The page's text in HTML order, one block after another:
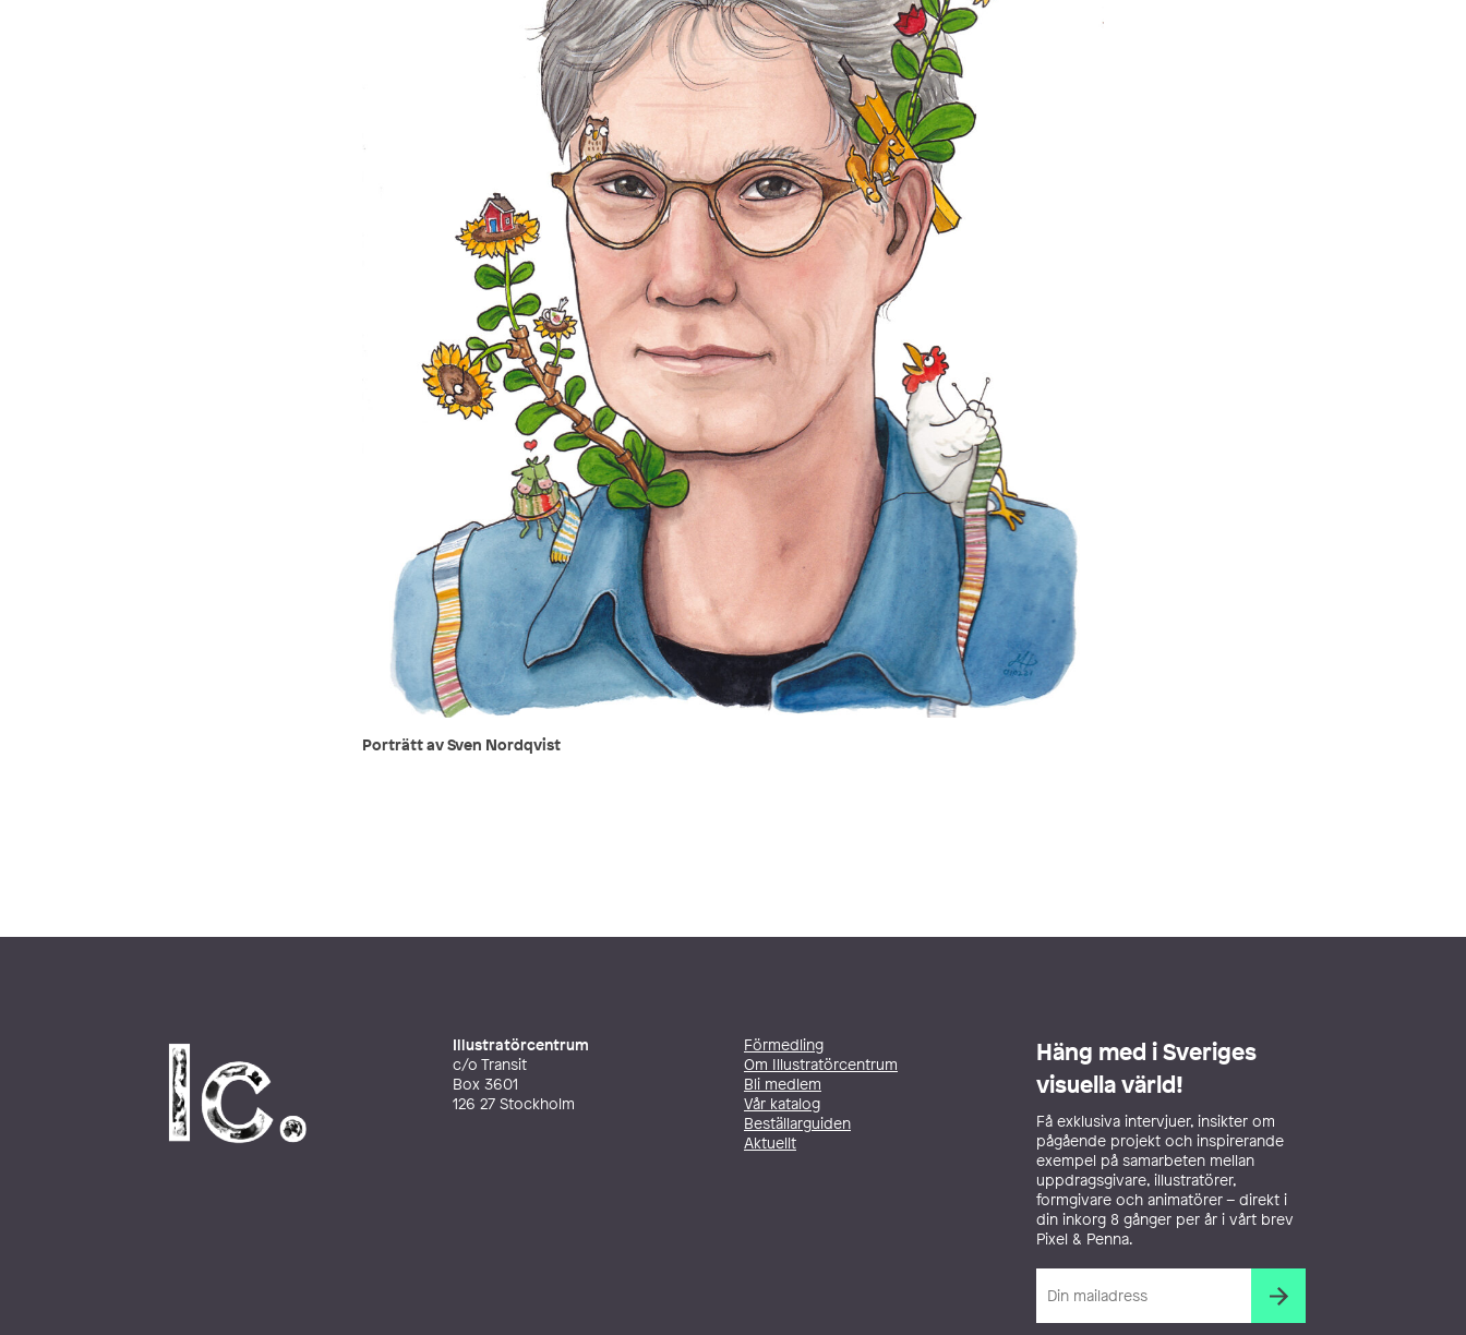
Porträtt av Sven Nordqvist
Illustratörcentrum
c/o Transit
Box 3601
126 27 Stockholm
Förmedling
Om Illustratörcentrum
Bli medlem
Vår katalog
Beställarguiden
Aktuellt
Häng med i Sveriges
visuella värld!
Få exklusiva intervjuer, insikter om
pågående projekt och inspirerande
exempel på samarbeten mellan
uppdragsgivare, illustratörer,
formgivare och animatörer – direkt i
din inkorg 8 gånger per år i vårt brev
Pixel & Penna.